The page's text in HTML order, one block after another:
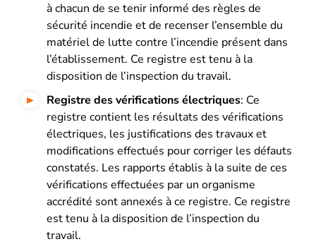
à chacun de se tenir informé des règles de
sécurité incendie et de recenser l’ensemble du
matériel de lutte contre l’incendie présent dans
l’établissement. Ce registre est tenu à la
disposition de l’inspection du travail.
Registre des vérifications électriques: Ce
registre contient les résultats des vérifications
électriques, les justifications des travaux et
modifications effectués pour corriger les défauts
constatés. Les rapports établis à la suite de ces
vérifications effectuées par un organisme
accrédité sont annexés à ce registre. Ce registre
est tenu à la disposition de l’inspection du
travail.